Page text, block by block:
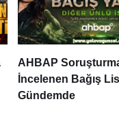
AHBAP
İncelenen Bağış
Gündemde